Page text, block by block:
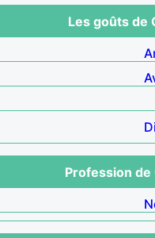
Les goûts de
Profession de